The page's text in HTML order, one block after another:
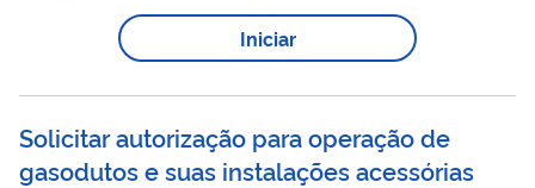
serviço você deve ter um cadastro como usuário externo do
SEI-ANP. Para mais informações acesse o serviço " Solicitar
Iniciar
Solicitar autorização para operação de
gasodutos e suas instalações acessórias